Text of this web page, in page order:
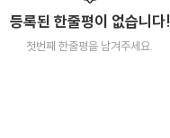
등록된 한줄평이 없습니다!
첫번째 한줄평을 남겨주세요.